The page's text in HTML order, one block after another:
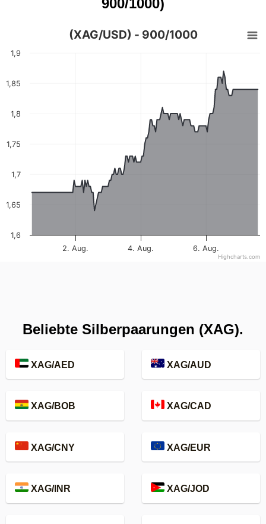
900/1000)
(XAG/USD) - 900/1000
2. Aug. 4. Aug. 6. Aug.
1,6
1,65
1,7
1,75
1,8
1,85
1,9
Highcharts.com
Beliebte Silberpaarungen (XAG).
XAG/AED XAG/AUD
XAG/BOB XAG/CAD
XAG/CNY XAG/EUR
XAG/INR XAG/JOD